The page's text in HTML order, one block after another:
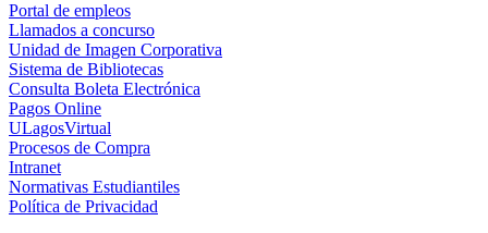
Portal de empleos
Llamados a concurso
Unidad de Imagen Corporativa
Sistema de Bibliotecas
Consulta Boleta Electrónica
Pagos Online
ULagosVirtual
Procesos de Compra
Intranet
Normativas Estudiantiles
Política de Privacidad